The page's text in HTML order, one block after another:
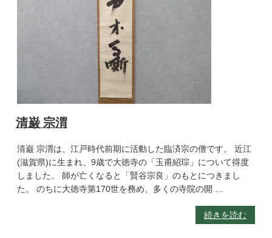
清巌 宗渭
清巌 宗渭は、江戸時代前期に活動した臨済宗の僧です。 近江
(滋賀県)に生まれ、9歳で大徳寺の「玉甫紹琮」について得度
しました。 師が亡くなると「賢谷宗良」のもとにつきまし
た。 のちに大徳寺第170世を務め、多くの寺院の開 …
続きを読む